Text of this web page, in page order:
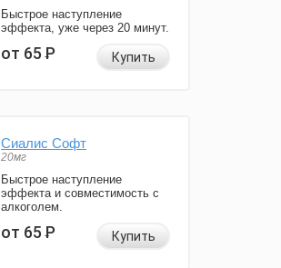
Быстрое наступление
эффекта, уже через 20 минут.
от 65Р Купить
Сиалис Софт
20мг
Быстрое наступление
эффекта и совместимость с
алкоголем.
от 65Р Купить